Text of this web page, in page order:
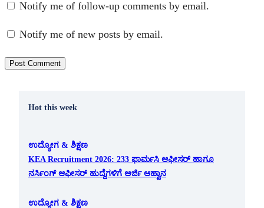
Notify me of follow-up comments by email.
Notify me of new posts by email.
Hot this week
ಉದ್ಯೋಗ & ಶಿಕ್ಷಣ
KEA Recruitment 2026: 233 ಫಾರ್ಮಸಿ ಆಫೀಸರ್ ಹಾಗೂ
ನರ್ಸಿಂಗ್ ಆಫೀಸರ್ ಹುದ್ದೆಗಳಿಗೆ ಅರ್ಜಿ ಆಹ್ವಾನ
ಉದ್ಯೋಗ & ಶಿಕ್ಷಣ